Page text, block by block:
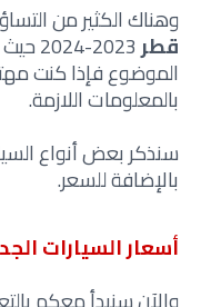
وهناك الكثير من
قطر
الموضوع فإذا كنت
بالمعلومات اللازمة.
سنذكر بعض أنواع
بالإضافة للسعر.
أسعار السيارات